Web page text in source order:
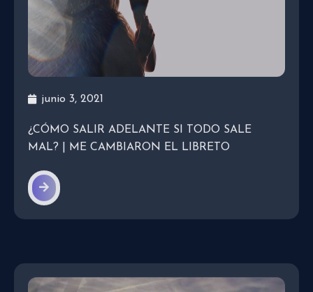
junio 3, 2021
¿CÓMO SALIR ADELANTE SI TODO SALE